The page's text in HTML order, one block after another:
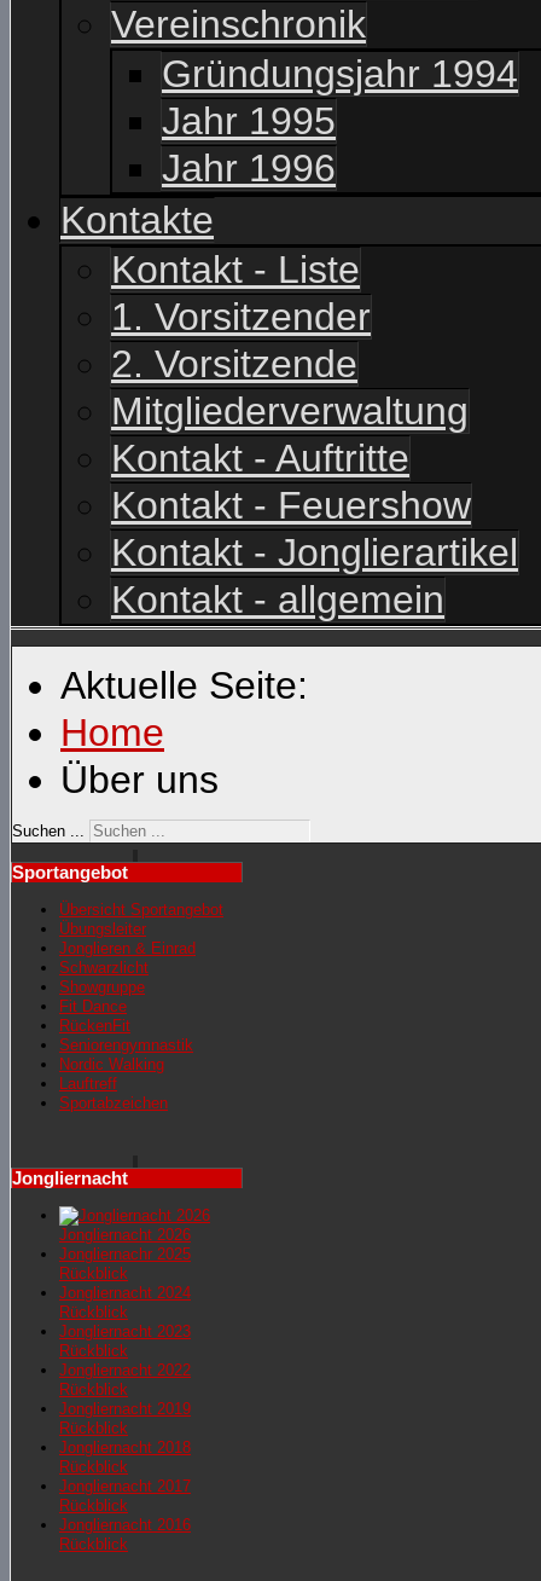
Vereinschronik
Gründungsjahr 1994
Jahr 1995
Jahr 1996
Kontakte
Kontakt - Liste
1. Vorsitzender
2. Vorsitzende
Mitgliederverwaltung
Kontakt - Auftritte
Kontakt - Feuershow
Kontakt - Jonglierartikel
Kontakt - allgemein
Aktuelle Seite:
Home
Über uns
Suchen ...
Sportangebot
Übersicht Sportangebot
Übungsleiter
Jonglieren & Einrad
Schwarzlicht
Showgruppe
Fit Dance
RückenFit
Seniorengymnastik
Nordic Walking
Lauftreff
Sportabzeichen
Jongliernacht
Jongliernacht 2026
Jongliernachr 2025
Rückblick
Jongliernacht 2024
Rückblick
Jongliernacht 2023
Rückblick
Jongliernacht 2022
Rückblick
Jongliernacht 2019
Rückblick
Jongliernacht 2018
Rückblick
Jongliernacht 2017
Rückblick
Jongliernacht 2016
Rückblick